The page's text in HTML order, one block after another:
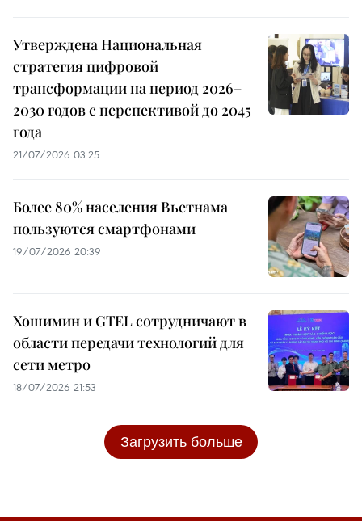
Утверждена Национальная
стратегия цифровой
трансформации на период 2026–
2030 годов с перспективой до 2045
года
21/07/2026 03:25
Более 80% населения Вьетнама
пользуются смартфонами
19/07/2026 20:39
Хошимин и GTEL сотрудничают в
области передачи технологий для
сети метро
18/07/2026 21:53
Загрузить больше